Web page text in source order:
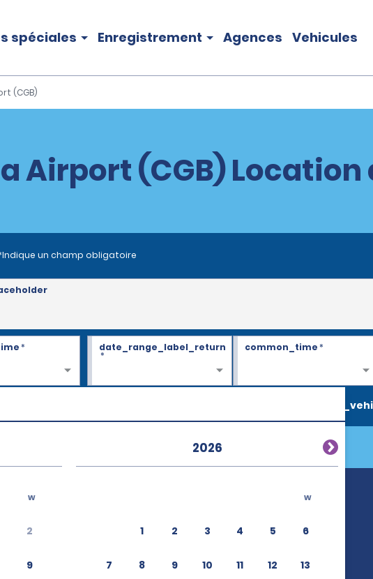
spéciales Enregistrement Agences Vehicules
(CGB)
Airport (CGB)
un champ obligatoire
w
2
9
2026
w
1 2 3 4 5 6
7 8 9 10 11 12 13
* date_range_label_return
*
common_time*